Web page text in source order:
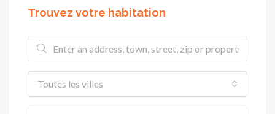
Trouvez votre habitation
Toutes les villes